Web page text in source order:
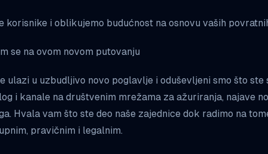
korisnike i oblikujemo budućnost na osnovu vaših
se na ovom novom putovanju
ulazi u uzbudljivo novo poglavlje i oduševljeni smo što ste
i kanale na društvenim mrežama za ažuriranja, najave
Hvala vam što ste deo naše zajednice dok radimo na
pravičnim i legalnim.